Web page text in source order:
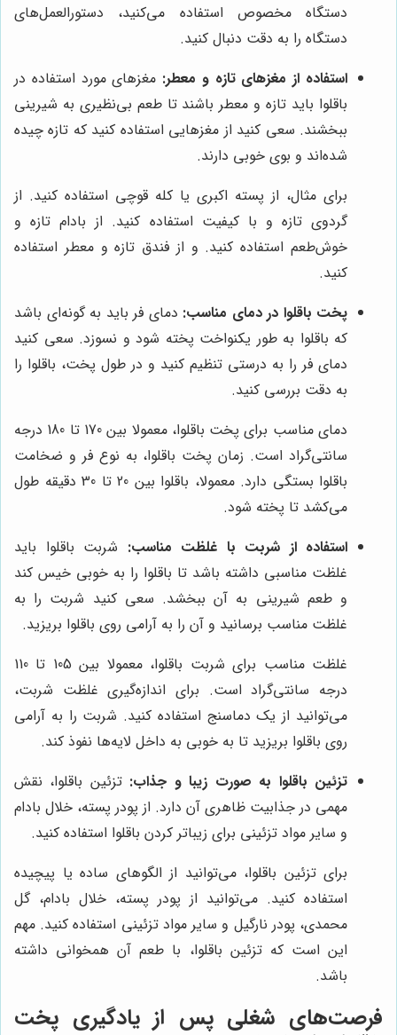
دستگاه مخصوص استفاده می‌کنید، دستورالعمل‌های
دستگاه را به دقت دنبال کنید.
استفاده از مغزهای تازه و معطر: مغزهای مورد استفاده در
باقلوا باید تازه و معطر باشند تا طعم بی‌نظیری به شیرینی
ببخشند. سعی کنید از مغزهایی استفاده کنید که تازه چیده
شده‌اند و بوی خوبی دارند.
برای مثال، از پسته اکبری یا کله قوچی استفاده کنید. از
گردوی تازه و با کیفیت استفاده کنید. از بادام تازه و
خوش‌طعم استفاده کنید. و از فندق تازه و معطر استفاده
کنید.
پخت باقلوا در دمای مناسب: دمای فر باید به گونه‌ای باشد
که باقلوا به طور یکنواخت پخته شود و نسوزد. سعی کنید
دمای فر را به درستی تنظیم کنید و در طول پخت، باقلوا را
به دقت بررسی کنید.
دمای مناسب برای پخت باقلوا، معمولا بین 170 تا 180 درجه
سانتی‌گراد است. زمان پخت باقلوا، به نوع فر و ضخامت
باقلوا بستگی دارد. معمولا، باقلوا بین 20 تا 30 دقیقه طول
می‌کشد تا پخته شود.
استفاده از شربت با غلظت مناسب: شربت باقلوا باید
غلظت مناسبی داشته باشد تا باقلوا را به خوبی خیس کند
و طعم شیرینی به آن ببخشد. سعی کنید شربت را به
غلظت مناسب برسانید و آن را به آرامی روی باقلوا بریزید.
غلظت مناسب برای شربت باقلوا، معمولا بین 105 تا 110
درجه سانتی‌گراد است. برای اندازه‌گیری غلظت شربت،
می‌توانید از یک دماسنج استفاده کنید. شربت را به آرامی
روی باقلوا بریزید تا به خوبی به داخل لایه‌ها نفوذ کند.
تزئین باقلوا به صورت زیبا و جذاب: تزئین باقلوا، نقش
مهمی در جذابیت ظاهری آن دارد. از پودر پسته، خلال بادام
و سایر مواد تزئینی برای زیباتر کردن باقلوا استفاده کنید.
برای تزئین باقلوا، می‌توانید از الگوهای ساده یا پیچیده
استفاده کنید. می‌توانید از پودر پسته، خلال بادام، گل
محمدی، پودر نارگیل و سایر مواد تزئینی استفاده کنید. مهم
این است که تزئین باقلوا، با طعم آن همخوانی داشته
باشد.
فرصت‌های شغلی پس از یادگیری پخت